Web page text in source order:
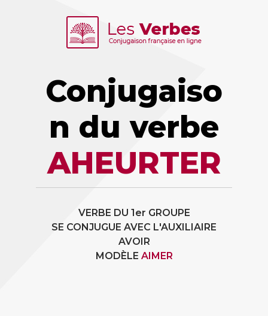
Conjugaiso
n du verbe
AHEURTER
VERBE DU 1er GROUPE
SE CONJUGUE AVEC L'AUXILIAIRE
AVOIR
MODÈLE AIMER